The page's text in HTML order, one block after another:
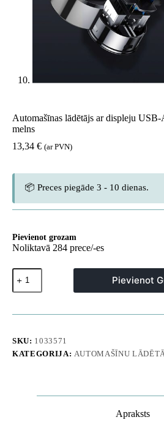
Automašīnas lādētājs ar displeju
melns
13,34 € (ar PVN)
📦 Preces piegāde 3 - 10 dienas.
Pievienot grozam
Noliktavā 284 prece/-es
Automašīnas
lādētājs
ar
USB-
C
45W
Pievienot
SKU: 1033571
KATEGORIJA: AUTOMAŠĪNU
Apraksts